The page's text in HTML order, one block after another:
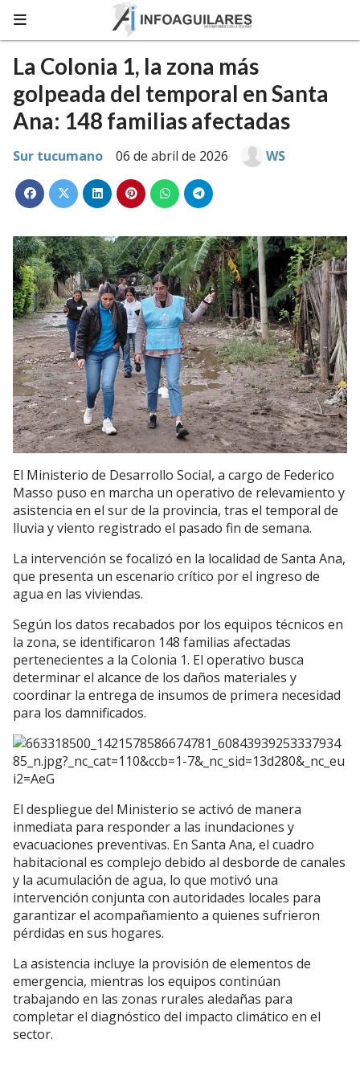
La Colonia 1, la zona más
golpeada del temporal en Santa
Ana: 148 familias afectadas
Sur tucumano 06 de abril de 2026 WS
El Ministerio de Desarrollo Social, a cargo de Federico
Masso puso en marcha un operativo de relevamiento y
asistencia en el sur de la provincia, tras el temporal de
lluvia y viento registrado el pasado fin de semana.
La intervención se focalizó en la localidad de Santa Ana,
que presenta un escenario crítico por el ingreso de
agua en las viviendas.
Según los datos recabados por los equipos técnicos en
la zona, se identificaron 148 familias afectadas
pertenecientes a la Colonia 1. El operativo busca
determinar el alcance de los daños materiales y
coordinar la entrega de insumos de primera necesidad
para los damnificados.
El despliegue del Ministerio se activó de manera
inmediata para responder a las inundaciones y
evacuaciones preventivas. En Santa Ana, el cuadro
habitacional es complejo debido al desborde de canales
y la acumulación de agua, lo que motivó una
intervención conjunta con autoridades locales para
garantizar el acompañamiento a quienes sufrieron
pérdidas en sus hogares.
La asistencia incluye la provisión de elementos de
emergencia, mientras los equipos continúan
trabajando en las zonas rurales aledañas para
completar el diagnóstico del impacto climático en el
sector.